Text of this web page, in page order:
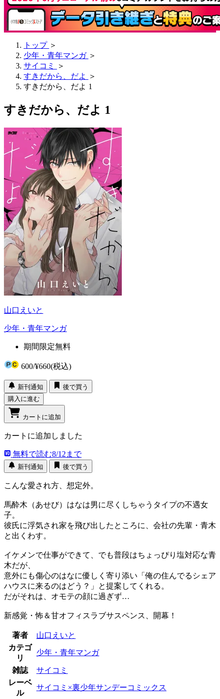
トップ ＞
少年・青年マンガ ＞
サイコミ
＞
すきだから、だよ
＞
すきだから、だよ 1
すきだから、だよ 1
山口えいと
少年・青年マンガ
期間限定無料
600/¥660(税込)
新刊通知
後で買う
購入に進む
カートに追加
カートに追加しました
無料で読む8/12まで
新刊通知 後で買う
こんな愛され方、想定外。
馬酔木（あせび）はなは男に尽くしちゃうタイプの不遇女
子。
彼氏に浮気され家を飛び出したところに、会社の先輩・青木
と出くわす。
イケメンで仕事ができて、でも普段はちょっぴり塩対応な青
木だが、
意外にも傷心のはなに優しく寄り添い「俺の住んでるシェア
ハウスに来るのはどう？」と提案してくれる。
だがそれは、オモテの顔に過ぎず…
新感覚・怖＆甘オフィスラブサスペンス、開幕！
著者
山口えいと
カテゴ
リ
少年・青年マンガ
雑誌
サイコミ
レーベ
ル
サイコミ×裏少年サンデーコミックス